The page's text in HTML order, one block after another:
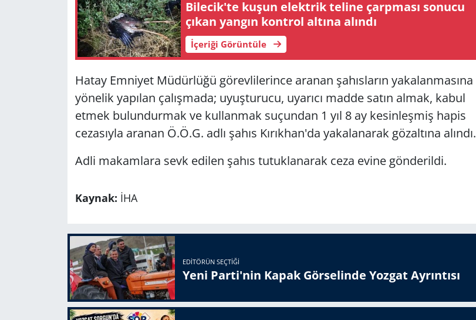
Bilecik'te kuşun elektrik teline çarpması sonucu
çıkan yangın kontrol altına alındı
İçeriği Görüntüle
Hatay Emniyet Müdürlüğü görevlilerince aranan şahısların yakalanmasına
yönelik yapılan çalışmada; uyuşturucu, uyarıcı madde satın almak, kabul
etmek bulundurmak ve kullanmak suçundan 1 yıl 8 ay kesinleşmiş hapis
cezasıyla aranan Ö.Ö.G. adlı şahıs Kırıkhan'da yakalanarak gözaltına alındı.
Adli makamlara sevk edilen şahıs tutuklanarak ceza evine gönderildi.
Kaynak: İHA
EDITÖRÜN SEÇTIĞI
Yeni Parti'nin Kapak Görselinde Yozgat Ayrıntısı